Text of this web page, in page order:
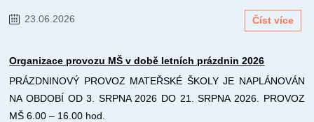
23.06.2026 Číst více
Organizace provozu MŠ v době letních prázdnin 2026
PRÁZDNINOVÝ PROVOZ MATEŘSKÉ ŠKOLY JE NAPLÁNOVÁN
NA OBDOBÍ OD 3. SRPNA 2026 DO 21. SRPNA 2026. PROVOZ
MŠ 6.00 – 16.00 hod.